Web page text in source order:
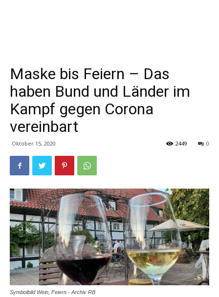
Maske bis Feiern – Das
haben Bund und Länder im
Kampf gegen Corona
vereinbart
Oktober 15, 2020 0
2449
Symbolbild Wein, Feiern - Archiv RB